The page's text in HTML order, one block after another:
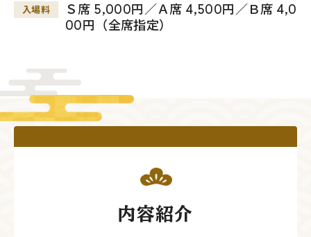
入場料
Ｓ席 5,000円／Ａ席 4,500円／Ｂ席 4,0
00円（全席指定）
内容紹介